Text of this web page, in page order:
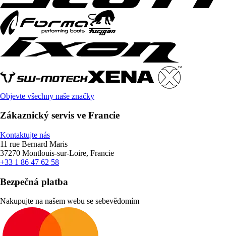
Objevte všechny naše značky
Zákaznický servis ve Francie
Kontaktujte nás
11 rue Bernard Maris
37270 Montlouis-sur-Loire, Francie
+33 1 86 47 62 58
Bezpečná platba
Nakupujte na našem webu se sebevědomím